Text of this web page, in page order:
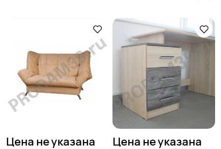
Цена не указана Цена не указана